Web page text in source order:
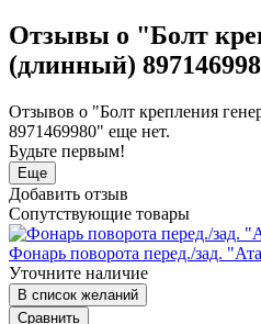
Отзывы о "Болт
(длинный)
Отзывов о "Болт крепления
8971469980" еще нет.
Будьте первым!
Еще
Добавить отзыв
Сопутствующие товары
Фонарь поворота перед./зад.
Уточните наличие
В список желаний
Сравнить